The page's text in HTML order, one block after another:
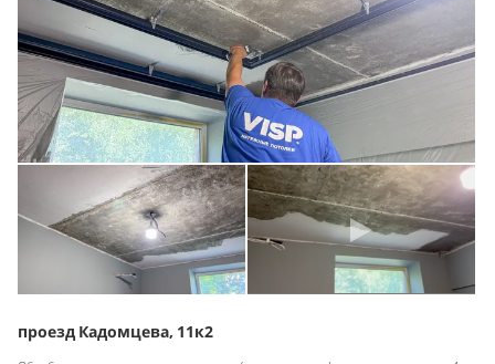
проезд Кадомцева, 11к2